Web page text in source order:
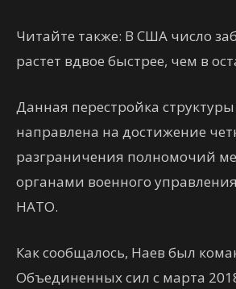
Читайте также: В США число
растет вдвое быстрее, чем в
Данная перестройка
направлена на достижение
разграничения полномочий
органами военного
НАТО.
Как сообщалось, Наев был
Объединенных сил с марта